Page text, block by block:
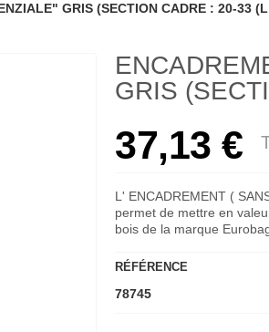
GRIS (SECTION CADRE : 20-33
GRIS
37,13 €
L' ENCADREMENT (
permet de mettre en
bois de la marque
RÉFÉRENCE
78745